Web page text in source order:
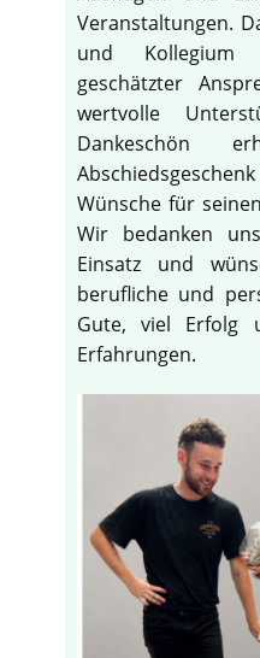
Veranstaltungen.
und Kollegium
geschätzter
wertvolle
Dankeschön
Wünsche für
Wir bedanken
Einsatz und
berufliche und
Gute, viel Erfolg
Erfahrungen.